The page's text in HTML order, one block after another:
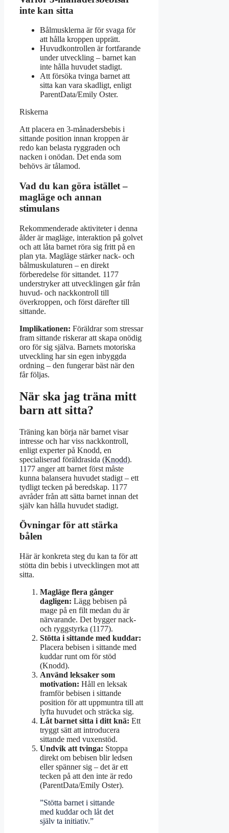
inte kan sitta
Bålmusklerna är för svaga för
att hålla kroppen upprätt.
Huvudkontrollen är fortfarande
under utveckling – barnet kan
inte hålla huvudet stadigt.
Att försöka tvinga barnet att
sitta kan vara skadligt, enligt
ParentData/Emily Oster.
Riskerna
Att placera en 3-månadersbebis i
sittande position innan kroppen är
redo kan belasta ryggraden och
nacken i onödan. Det enda som
behövs är tålamod.
Vad du kan göra istället –
magläge och annan
stimulans
Rekommenderade aktiviteter i denna
ålder är magläge, interaktion på golvet
och att låta barnet röra sig fritt på en
plan yta. Magläge stärker nack- och
bålmuskulaturen – en direkt
förberedelse för sittandet. 1177
understryker att utvecklingen går från
huvud- och nackkontroll till
överkroppen, och först därefter till
sittande.
Implikationen: Föräldrar som stressar
fram sittande riskerar att skapa onödig
oro för sig själva. Barnets motoriska
utveckling har sin egen inbyggda
ordning – den fungerar bäst när den
får följas.
När ska jag träna mitt
barn att sitta?
Träning kan börja när barnet visar
intresse och har viss nackkontroll,
enligt experter på Knodd, en
specialiserad föräldrasida (Knodd).
1177 anger att barnet först måste
kunna balansera huvudet stadigt – ett
tydligt tecken på beredskap. 1177
avråder från att sätta barnet innan det
själv kan hålla huvudet stadigt.
Övningar för att stärka
bålen
Här är konkreta steg du kan ta för att
stötta din bebis i utvecklingen mot att
sitta.
Magläge flera gånger
dagligen: Lägg bebisen på
mage på en filt medan du är
närvarande. Det bygger nack-
och ryggstyrka (1177).
Stötta i sittande med kuddar:
Placera bebisen i sittande med
kuddar runt om för stöd
(Knodd).
Använd leksaker som
motivation: Håll en leksak
framför bebisen i sittande
position för att uppmuntra till att
lyfta huvudet och sträcka sig.
Låt barnet sitta i ditt knä: Ett
tryggt sätt att introducera
sittande med vuxenstöd.
Undvik att tvinga: Stoppa
direkt om bebisen blir ledsen
eller spänner sig – det är ett
tecken på att den inte är redo
(ParentData/Emily Oster).
”Stötta barnet i sittande
med kuddar och låt det
själv ta initiativ.”